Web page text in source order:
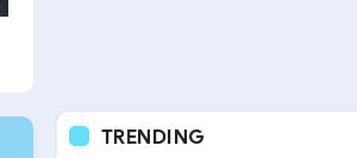
TRENDING